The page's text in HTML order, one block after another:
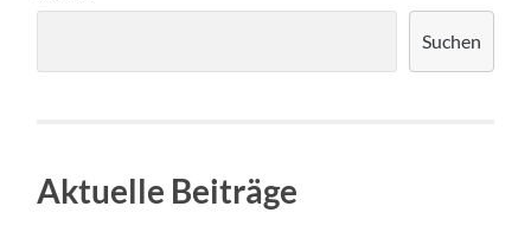
Suchen
Aktuelle Beiträge